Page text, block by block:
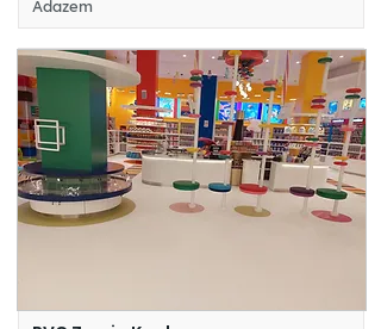
Adazem